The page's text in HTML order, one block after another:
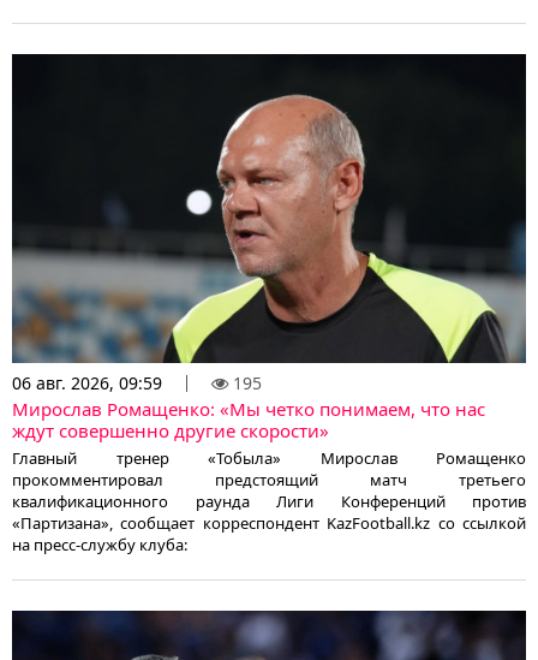
06 авг. 2026, 09:59 195
Мирослав Ромащенко: «Мы четко понимаем, что нас
ждут совершенно другие скорости»
Главный тренер «Тобыла» Мирослав Ромащенко
прокомментировал предстоящий матч третьего
квалификационного раунда Лиги Конференций против
«Партизана», сообщает корреспондент KazFootball.kz со ссылкой
на пресс-службу клуба: